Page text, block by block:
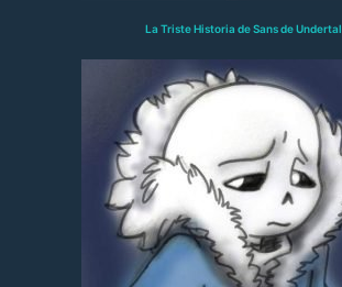
La Triste Historia de Sans de